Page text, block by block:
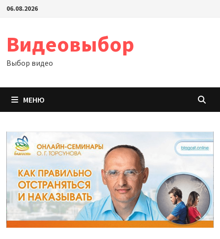
Перейти
06.08.2026
Видеовыбор
Выбор видео
МЕНЮ